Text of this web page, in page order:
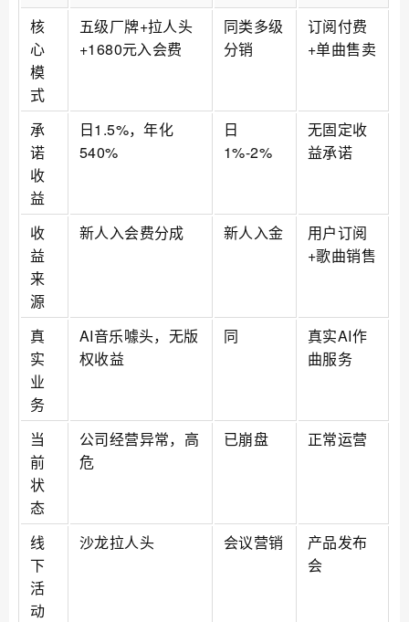
核
心
模
式
五级厂牌+拉人头
+1680元入会费
同类多级
分销
订阅付费
+单曲售卖
承
诺
收
益
日1.5%，年化
540%
日
1%-2%
无固定收
益承诺
收
益
来
源
新人入会费分成 新人入金
用户订阅
+歌曲销售
真
实
业
务
AI音乐噱头，无版
权收益
同
真实AI作
曲服务
当
前
状
态
公司经营异常，高
危
已崩盘 正常运营
线
下
活
动
沙龙拉人头 会议营销
产品发布
会